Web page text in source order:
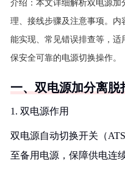
介绍： 本文详细解析双电源加
理、接线步骤及注意事项。
能实现、常见错误排查等，
保安全可靠的电源切换操作。
一、双电源加分离脱
1. 双电源作用
双电源自动切换开关（
至备用电源，保障供电连